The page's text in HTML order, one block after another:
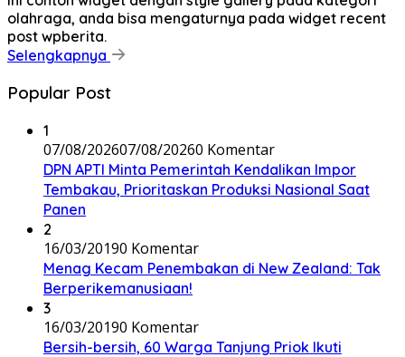
olahraga, anda bisa mengaturnya pada widget recent
post wpberita.
Selengkapnya
Popular Post
1
07/08/202607/08/20260 Komentar
DPN APTI Minta Pemerintah Kendalikan Impor
Tembakau, Prioritaskan Produksi Nasional Saat
Panen
2
16/03/20190 Komentar
Menag Kecam Penembakan di New Zealand: Tak
Berperikemanusiaan!
3
16/03/20190 Komentar
Bersih-bersih, 60 Warga Tanjung Priok Ikuti